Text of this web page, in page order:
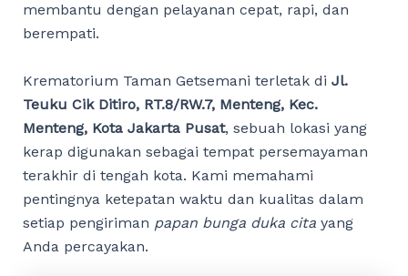
membantu dengan pelayanan cepat, rapi, dan
berempati.
Krematorium Taman Getsemani terletak di Jl.
Teuku Cik Ditiro, RT.8/RW.7, Menteng, Kec.
Menteng, Kota Jakarta Pusat, sebuah lokasi yang
kerap digunakan sebagai tempat persemayaman
terakhir di tengah kota. Kami memahami
pentingnya ketepatan waktu dan kualitas dalam
setiap pengiriman papan bunga duka citayang
Anda percayakan.